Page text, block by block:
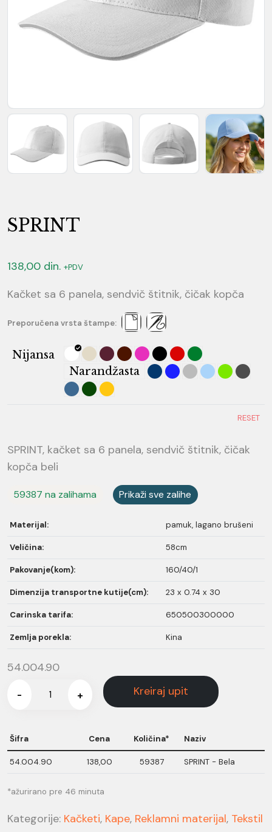
SPRINT
138,00 din. +PDV
Kačket sa 6 panela, sendvič štitnik, čičak kopča
Preporučena vrsta štampe:
Nijansa
Narandžasta
RESET
SPRINT, kačket sa 6 panela, sendvič štitnik, čičak
kopča beli
59387 na zalihama Prikaži sve zalihe
Materijal: pamuk, lagano brušeni
Veličina: 58cm
Pakovanje(kom): 160/40/1
Dimenzija transportne kutije(cm): 23 x 0.74 x 30
Carinska tarifa: 650500300000
Zemlja porekla: Kina
54.004.90
- + Kreiraj upit
Šifra Cena Količina* Naziv
54.004.90 138,00 59387 SPRINT - Bela
*ažurirano pre 46 minuta
Kategorije: Kačketi, Kape, Reklamni materijal, Tekstil